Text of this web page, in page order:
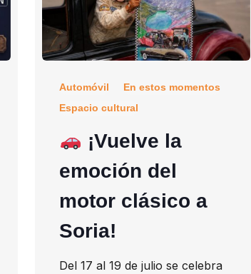
Automóvil
En estos momentos
Espacio cultural
¡Vuelve la
emoción del
motor clásico a
Soria!
Del 17 al 19 de julio se celebra